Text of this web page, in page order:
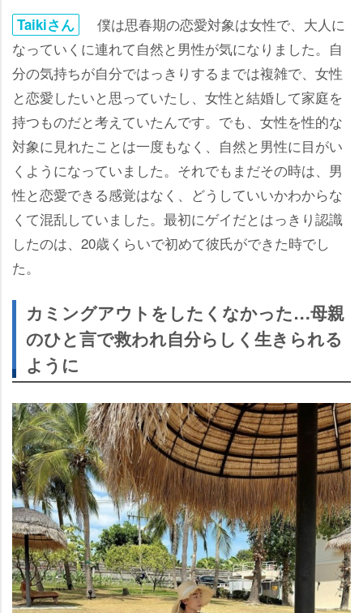
Taikiさん
僕は思春期の恋愛対象は女性で、大人に
なっていくに連れて自然と男性が気になりました。自
分の気持ちが自分ではっきりするまでは複雑で、女性
と恋愛したいと思っていたし、女性と結婚して家庭を
持つものだと考えていたんです。でも、女性を性的な
対象に見れたことは一度もなく、自然と男性に目がい
くようになっていました。それでもまだその時は、男
性と恋愛できる感覚はなく、どうしていいかわからな
くて混乱していました。最初にゲイだとはっきり認識
したのは、20歳くらいで初めて彼氏ができた時でし
た。
カミングアウトをしたくなかった…母親
のひと言で救われ自分らしく生きられる
ように